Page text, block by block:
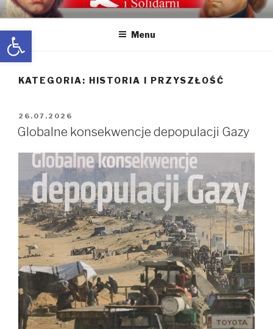
Open toolbar
Przeskocz
do
treści
WOLNI I SOLIDARNI
Wolni i Solidarni – Partia polityczna Kornela Morawieckiego. Koło
Menu
KATEGORIA: HISTORIA I PRZYSZŁOŚĆ
OPUBLIKOWANE
W
26.07.2026
Globalne konsekwencje depopulacji Gazy